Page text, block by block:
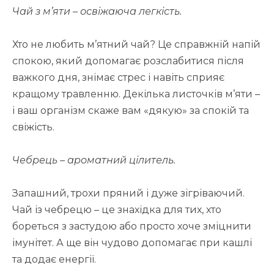
Чай з м’яти – освіжаюча легкість.
Хто не любить м’ятний чай? Це справжній напій
спокою, який допомагає розслабитися після
важкого дня, знімає стрес і навіть сприяє
кращому травленню. Декілька листочків м’яти –
і ваш організм скаже вам «дякую» за спокій та
свіжість.
Чебрець – ароматний цілитель.
Запашний, трохи пряний і дуже зігріваючий.
Чай із чебрецю – це знахідка для тих, хто
бореться з застудою або просто хоче зміцнити
імунітет. А ще він чудово допомагає при кашлі
та додає енергії.